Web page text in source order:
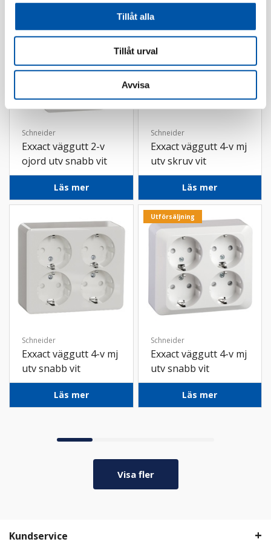
Tillåt alla
Tillåt urval
Avvisa
Schneider
Exxact väggutt 2-v
ojord utv snabb vit
Läs mer
Schneider
Exxact väggutt 4-v mj
utv skruv vit
Läs mer
Schneider
Exxact väggutt 4-v mj
utv snabb vit
Läs mer
Utförsäljning
Schneider
Exxact väggutt 4-v mj
utv snabb vit
Läs mer
Visa fler
Kundservice